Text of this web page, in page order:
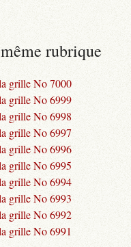
rubrique
grille No 7000
grille No 6999
grille No 6998
grille No 6997
grille No 6996
grille No 6995
grille No 6994
grille No 6993
grille No 6992
grille No 6991